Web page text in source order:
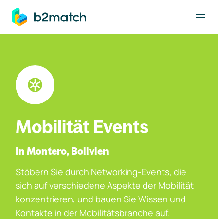
springen
Mobilität Events
In Montero, Bolivien
Stöbern Sie durch Networking-Events, die
sich auf verschiedene Aspekte der Mobilität
konzentrieren, und bauen Sie Wissen und
Kontakte in der Mobilitätsbranche auf.